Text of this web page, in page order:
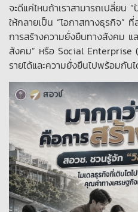
จะดีแค่ไหนถ้าเราสามารถเปลี่ย
ให้กลายเป็น “โอกาสทางธุรกิจ”
การสร้างความยั่งยืนทางสังคม แ
สังคม” หรือ Social Enterprise
รายได้และความยั่งยืนไปพร้อมกัน